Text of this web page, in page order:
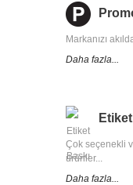
Markanızı
Daha fazla...
Çok seçenekli
ürünler...
Daha fazla...